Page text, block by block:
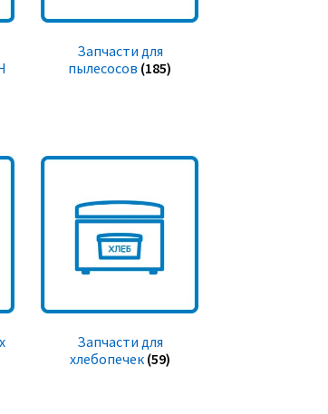
Запчасти для
пылесосов (185)
Запчасти для
хлебопечек (59)